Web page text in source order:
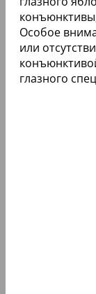
Особое
или
глазного